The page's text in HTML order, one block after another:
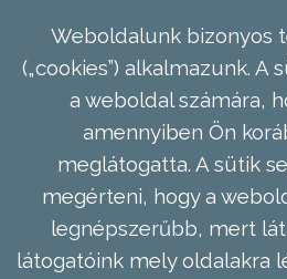
Weboldalunk bizonyos
(„cookies”) alkalmazunk.
a weboldal számára,
amennyiben Ön
meglátogatta. A sütik
megérteni, hogy a
legnépszerűbb, mert
látogatóink mely oldalakra